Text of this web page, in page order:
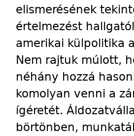
elismerésének
értelmezést
amerikai külpolitika
Nem rajtuk múlott,
néhány hozzá
komolyan venni a
ígéretét.
börtönben,